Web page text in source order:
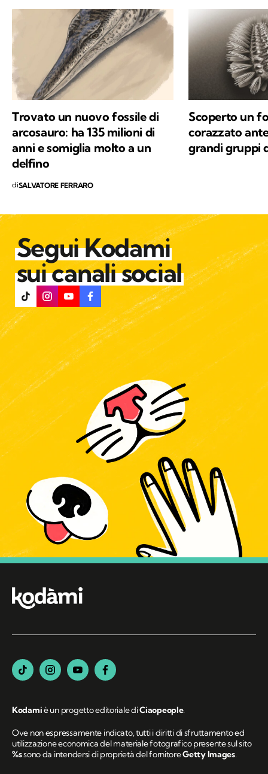
campo e, parallelamente, nell'educazione
ambientale. Alla base del mio interesse per le
scienze naturali, oltre a una profonda e
sincera vocazione, c'è la voglia di mettere a
disposizione quello che ho imparato,
provando a comunicare e a trasmettere i
giorno: la conservazione della natura e la
salvaguardia del nostro Pianeta e di chiunque
vi abiti.
Trovato un nuovo fossile di
arcosauro: ha 135 milioni di
anni e somiglia molto a un
delfino
diSALVATORE FERRARO
Scoperto un
corazzato
grandi gruppi
Segui Kodami
sui canali social
Kodamiè un progetto editoriale diCiaopeople.
Ove non espressamente indicato, tutti i diritti di sfruttamento ed
utilizzazione economica del materiale fotografico presente sul sito
%ssono da intendersi di proprietà del fornitoreGetty Images.